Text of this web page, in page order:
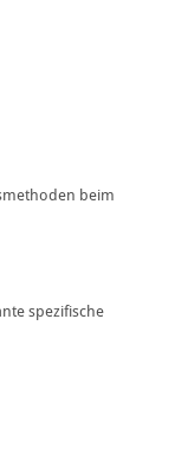
beim
spezifische